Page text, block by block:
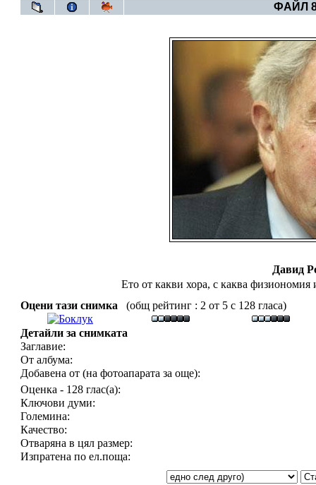
ФАЙЛ 8
Давид
Ето от какви хора, с каква физиономия
Оцени тази снимка
(общ рейтинг : 2 от 5 с 128 гласа)
Детайли за снимката
Заглавие:
От албума:
Добавена от (на фотоапарата за още):
Оценка - 128 глас(а):
Ключови думи:
Големина:
Качество:
Отваряна в цял размер:
Изпратена по ел.поща: